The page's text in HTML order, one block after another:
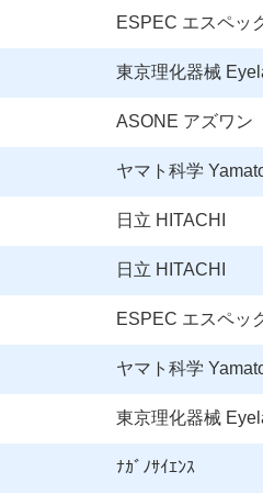
ESPEC エスペッ
東京理化器械
ASONE アズワン
ヤマト科学
日立 HITACHI
日立 HITACHI
ESPEC エスペッ
ヤマト科学
東京理化器械
ﾅｶﾞﾉｻｲｴﾝｽ